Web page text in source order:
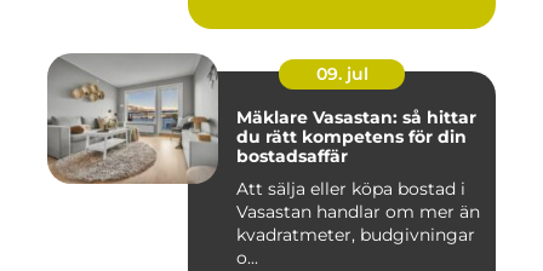
09. jul
Mäklare Vasastan: så hittar
du rätt kompetens för din
bostadsaffär
Att sälja eller köpa bostad i
Vasastan handlar om mer än
kvadratmeter, budgivningar
o...